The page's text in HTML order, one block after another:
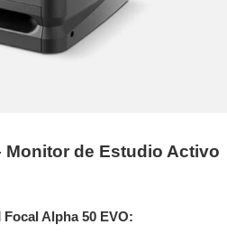
Monitor de Estudio Activo
Focal Alpha 50 EVO: